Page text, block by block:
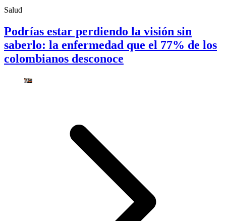
Salud
Podrías estar perdiendo la visión sin
saberlo: la enfermedad que el 77% de los
colombianos desconoce